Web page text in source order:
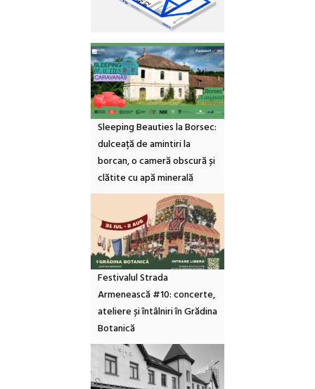
Sleeping Beauties la Borsec:
dulceață de amintiri la
borcan, o cameră obscură și
clătite cu apă minerală
Festivalul Strada
Armenească #10: concerte,
ateliere și întâlniri în Grădina
Botanică